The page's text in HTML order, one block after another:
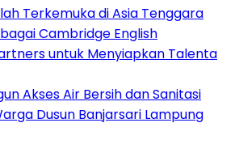
Terkemuka di Asia Tenggara
Cambridge English
untuk Menyiapkan Talenta
Akses Air Bersih dan Sanitasi
Dusun Banjarsari Lampung